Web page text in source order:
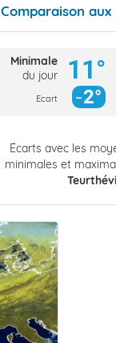
Comparaison
Minimale
du jour
Ecart
11°
2°
Écarts avec les
minimales et